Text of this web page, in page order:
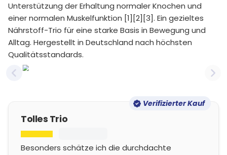
Unterstützung der Erhaltung normaler Knochen und
einer normalen Muskelfunktion [1][2][3]. Ein gezieltes
Nährstoff-Trio für eine starke Basis in Bewegung und
Alltag. Hergestellt in Deutschland nach höchsten
Qualitätsstandards.
Previous slide
Verifizierter Kauf
Tolles Trio
Besonders schätze ich die durchdachte